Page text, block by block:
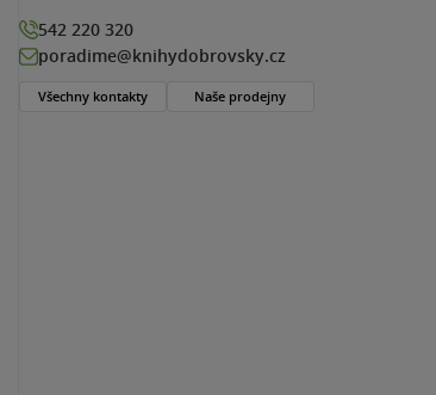
542 220 320
poradime@knihydobrovsky.cz
Všechny kontakty Naše prodejny